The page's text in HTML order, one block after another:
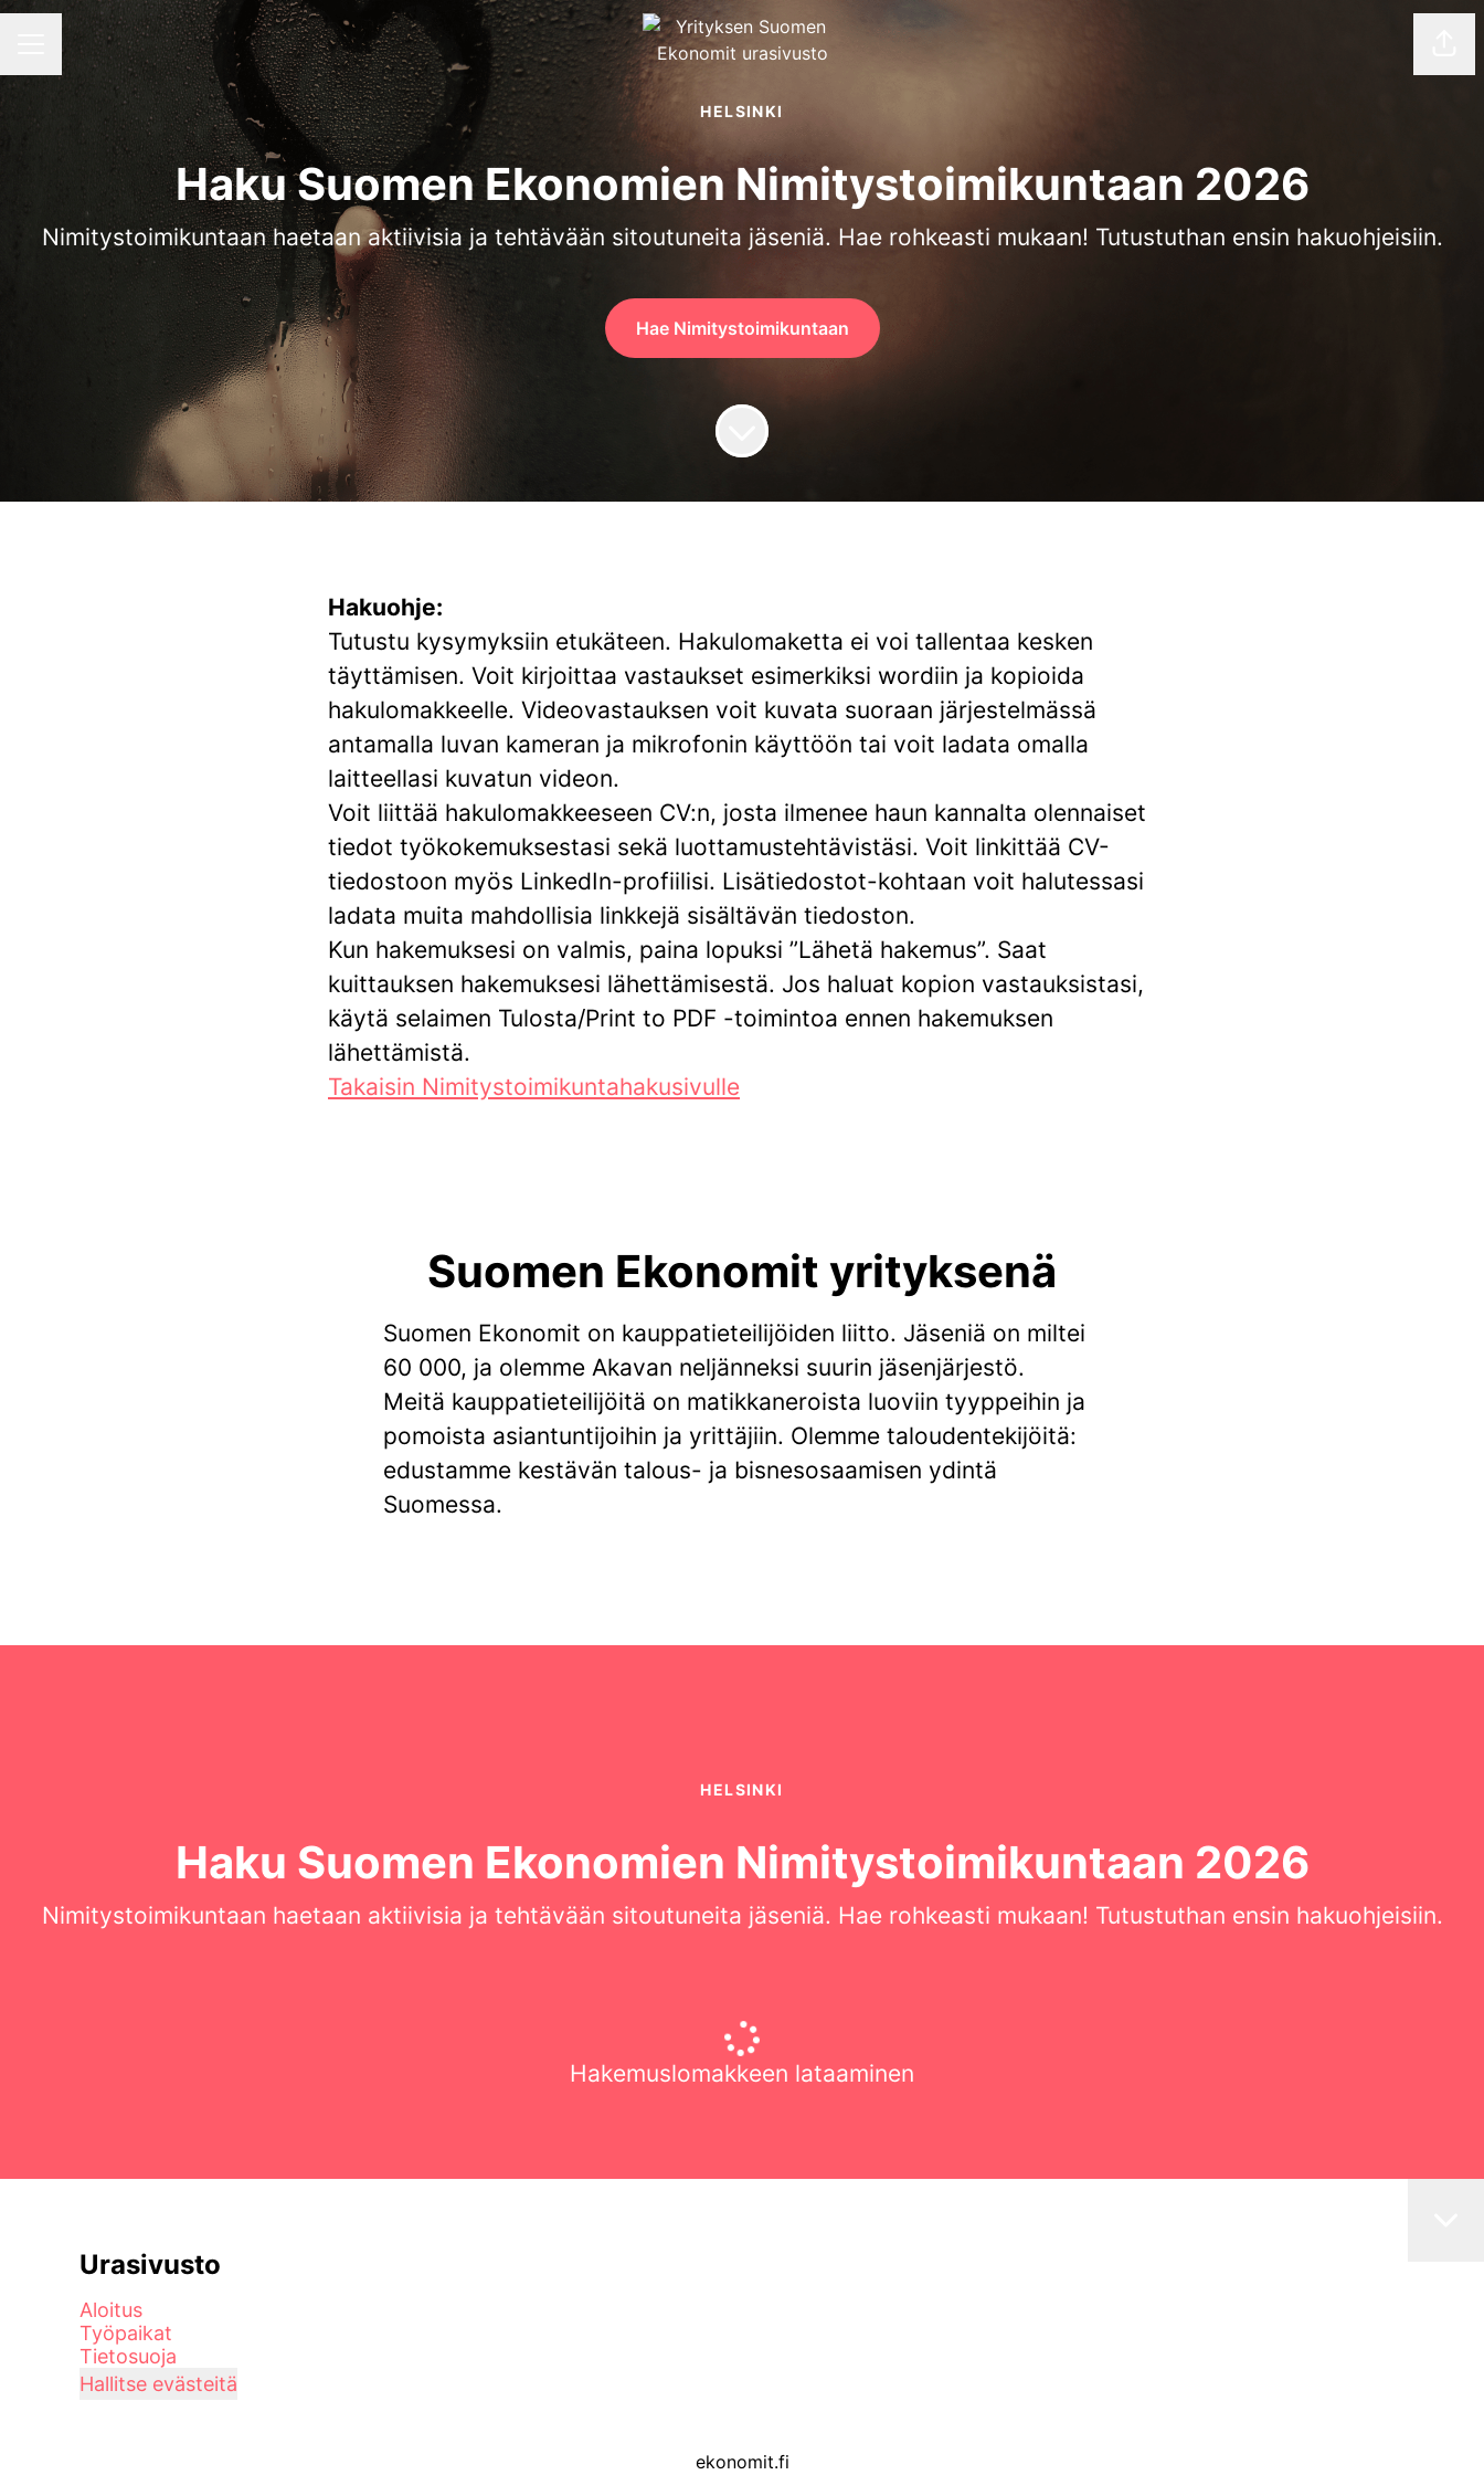
URAVALIKKO
HELSINKI
Haku Suomen Ekonomien Nimitystoimikuntaan 2026
Nimitystoimikuntaan haetaan aktiivisia ja tehtävään sitoutuneita jäseniä. Hae rohkeasti mukaan! Tutustuthan ensin hakuohjeisiin.
Hae Nimitystoimikuntaan
Hakuohje:
Tutustu kysymyksiin etukäteen. Hakulomaketta ei voi tallentaa kesken
täyttämisen. Voit kirjoittaa vastaukset esimerkiksi wordiin ja kopioida
hakulomakkeelle. Videovastauksen voit kuvata suoraan järjestelmässä
antamalla luvan kameran ja mikrofonin käyttöön tai voit ladata omalla
laitteellasi kuvatun videon.
Voit liittää hakulomakkeeseen CV:n, josta ilmenee haun kannalta olennaiset
tiedot työkokemuksestasi sekä luottamustehtävistäsi. Voit linkittää CV-
tiedostoon myös LinkedIn-profiilisi. Lisätiedostot-kohtaan voit halutessasi
ladata muita mahdollisia linkkejä sisältävän tiedoston.
Kun hakemuksesi on valmis, paina lopuksi ”Lähetä hakemus”. Saat
kuittauksen hakemuksesi lähettämisestä. Jos haluat kopion vastauksistasi,
käytä selaimen Tulosta/Print to PDF -toimintoa ennen hakemuksen
lähettämistä.
Takaisin Nimitystoimikuntahakusivulle
Suomen Ekonomit yrityksenä
Suomen Ekonomit on kauppatieteilijöiden liitto. Jäseniä on miltei
60 000, ja olemme Akavan neljänneksi suurin jäsenjärjestö.
Meitä kauppatieteilijöitä on matikkaneroista luoviin tyyppeihin ja
pomoista asiantuntijoihin ja yrittäjiin. Olemme taloudentekijöitä:
edustamme kestävän talous- ja bisnesosaamisen ydintä
Suomessa.
HELSINKI
Haku Suomen Ekonomien Nimitystoimikuntaan 2026
Nimitystoimikuntaan haetaan aktiivisia ja tehtävään sitoutuneita jäseniä. Hae rohkeasti mukaan! Tutustuthan ensin hakuohjeisiin.
Hakemuslomakkeen lataaminen
Urasivusto
Aloitus
Työpaikat
Tietosuoja
Hallitse evästeitä
ekonomit.fi